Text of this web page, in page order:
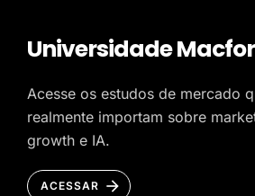
Universidade Macfor
Acesse os estudos de mercado
realmente importam sobre
growth e IA.
ACESSAR